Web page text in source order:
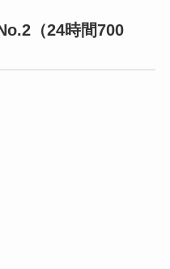
（24時間700